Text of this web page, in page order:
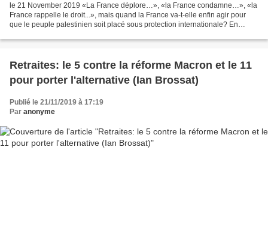
le 21 November 2019 «La France déplore…», «la France condamne…», «la
France rappelle le droit...», mais quand la France va-t-elle enfin agir pour
que le peuple palestinien soit placé sous protection internationale? En
Retraites: le 5 contre la réforme Macron et le 11
pour porter l'alternative (Ian Brossat)
Publié le 21/11/2019 à 17:19
Par anonyme